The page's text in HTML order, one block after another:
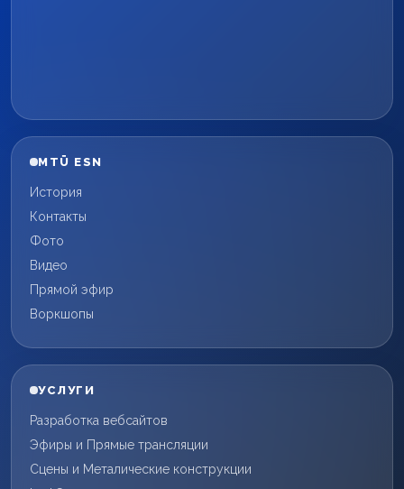
MTÜ ESN
История
Контакты
Фото
Видео
Прямой эфир
Воркшопы
УСЛУГИ
Разработка вебсайтов
Эфиры и Прямые трансляции
Сцены и Металические конструкции